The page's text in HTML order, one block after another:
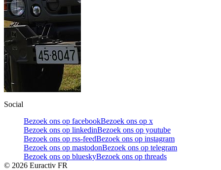
Social
Bezoek ons op facebookBezoek ons op x
Bezoek ons op linkedinBezoek ons op youtube
Bezoek ons op rss-feedBezoek ons op instagram
Bezoek ons op mastodonBezoek ons op telegram
Bezoek ons op blueskyBezoek ons op threads
© 2026 Euractiv FR